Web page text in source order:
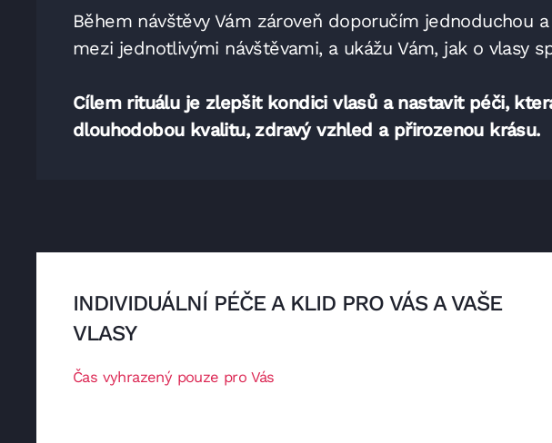
Během návštěvy Vám zároveň doporučím
mezi jednotlivými návštěvami, a ukážu Vám, jak o vlasy
Cílem rituálu je zlepšit kondici vlasů a nastavit péči,
dlouhodobou kvalitu, zdravý vzhled a přirozenou krásu.
INDIVIDUÁLNÍ PÉČE A KLID PRO VÁS A VAŠE
VLASY
Čas vyhrazený pouze pro Vás